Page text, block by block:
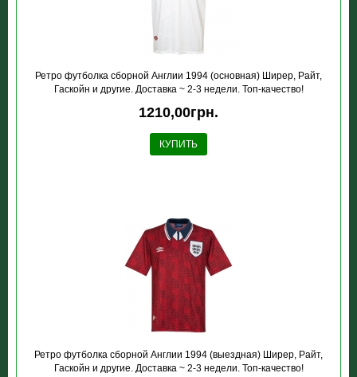
Ретро футболка сборной Англии 1994 (основная) Ширер, Райт,
Гаскойн и другие. Доставка ~ 2-3 недели. Топ-качество!
1210,00грн.
КУПИТЬ
Ретро футболка сборной Англии 1994 (выездная) Ширер, Райт,
Гаскойн и другие. Доставка ~ 2-3 недели. Топ-качество!